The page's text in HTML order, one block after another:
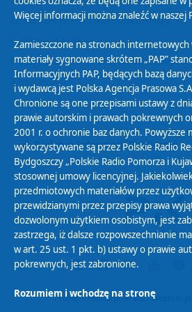
Organizacje Pożytku Publicznego
Cyfryzacja DAB+
Polityka ochrony danych osobowych
Abonament
Zamówienia publiczne
Biuletyn Informacji Publicznej
Projekt i realizacja: © 2022Webtom.pl
Więcej informacji można znaleźć w naszej
Zamieszczone na stronach
materiały sygnowane skrótem „PAP”
Informacyjnych PAP, będących bazą
i wydawcą jest Polska Agencja Prasowa
Chronione są one przepisami ustawy z
prawie autorskim i prawach pokrewnych
2001 r. o ochronie baz danych. Powyższe
wykorzystywane są przez Polskie Radio
Bydgoszczy „Polskie Radio Pomorza i
stosownej umowy licencyjnej.
przedmiotowych materiałów przez
przewidzianymi przez przepisy prawa
dozwolonym użytkiem osobistym, jest
zastrzega, iż dalsze rozpowszechnianie
w art. 25 ust. 1 pkt. b) ustawy o prawie
pokrewnych, jest zabronione.
Rozumiem i wchodzę na stronę